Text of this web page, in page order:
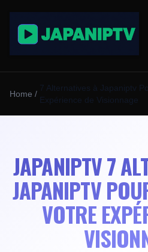
Home /
7 Alternatives à Japaniptv
Expérience de Visionnage
JAPANIPTV 7
JAPANIPTV
VOTRE